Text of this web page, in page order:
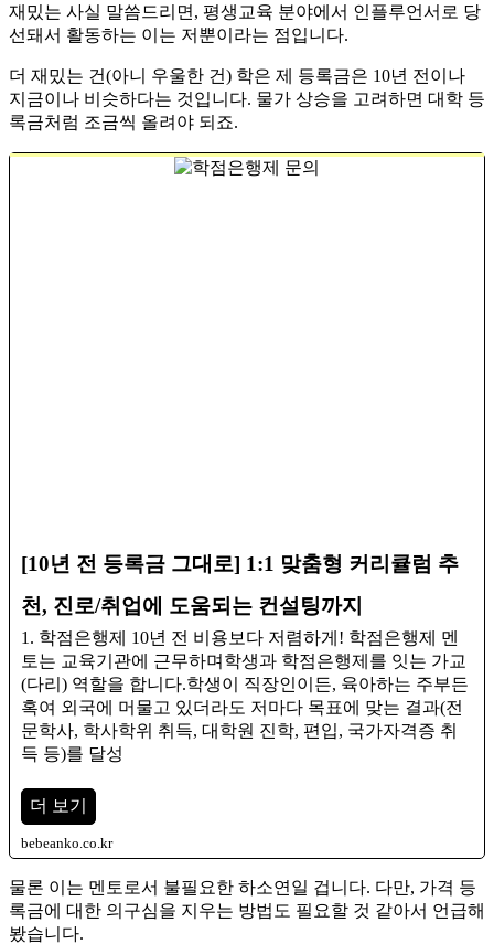
​​재밌는 사실 말씀드리면, 평생교육 분야에서 인플루언서로 당
선돼서 활동하는 이는 저뿐이라는 점입니다.
​더 재밌는 건(아니 우울한 건) 학은 제 등록금은 10년 전이나
지금이나 비슷하다는 것입니다. 물가 상승을 고려하면 대학 등
록금처럼 조금씩 올려야 되죠.
[10년 전 등록금 그대로] 1:1 맞춤형 커리큘럼 추
천, 진로/취업에 도움되는 컨설팅까지
1. 학점은행제 10년 전 비용보다 저렴하게! 학점은행제 멘
토는 교육기관에 근무하며학생과 학점은행제를 잇는 가교
(다리) 역할을 합니다.​학생이 직장인이든, 육아하는 주부든
혹여 외국에 머물고 있더라도 저마다 목표에 맞는 결과(전
문학사, 학사학위 취득, 대학원 진학, 편입, 국가자격증 취
득 등)를 달성
더 보기
bebeanko.co.kr
물론 이는 멘토로서 불필요한 하소연일 겁니다. 다만, 가격 등
록금에 대한 의구심을 지우는 방법도 필요할 것 같아서 언급해
봤습니다.